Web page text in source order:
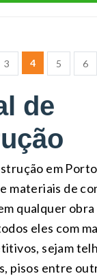
3 4 5 6
de
em
materiais de
qualquer obra
eles com
sejam
pisos entre